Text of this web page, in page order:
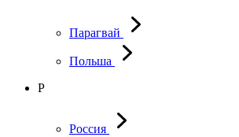
Парагвай
Польша
Р
Россия